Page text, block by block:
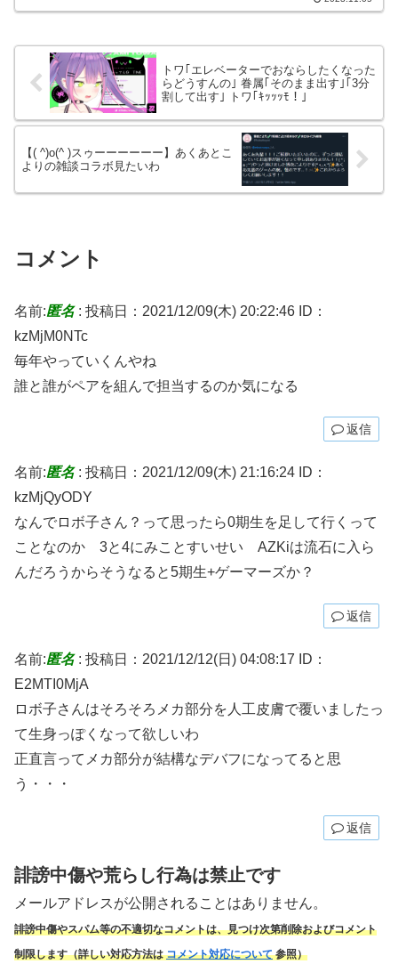
トワ｢エレベーターでおならしたくなった
らどうすんの｣ 眷属｢そのまま出す｣｢3分
割して出す｣ トワ｢ｷｯｯｯﾓ！｣
【( ^)o(^ )スゥーーーーーー】あくあとこ
よりの雑談コラボ見たいわ
コメント
名前:匿名: 投稿日：2021/12/09(木) 20:22:46 ID：
kzMjM0NTc
毎年やっていくんやね
誰と誰がペアを組んで担当するのか気になる
返信
名前:匿名: 投稿日：2021/12/09(木) 21:16:24 ID：
kzMjQyODY
なんでロボ子さん？って思ったら0期生を足して行くって
ことなのか 3と4にみことすいせい AZKiは流石に入ら
んだろうからそうなると5期生+ゲーマーズか？
返信
名前:匿名: 投稿日：2021/12/12(日) 04:08:17
ID：
E2MTI0MjA
ロボ子さんはそろそろメカ部分を人工皮膚で覆いましたっ
て生身っぽくなって欲しいわ
正直言ってメカ部分が結構なデバフになってると思
う・・・
返信
誹謗中傷や荒らし行為は禁止です
メールアドレスが公開されることはありません。
誹謗中傷やスパム等の不適切なコメントは、見つけ次第削除およびコメント
制限します（詳しい対応方法はコメント対応について参照）